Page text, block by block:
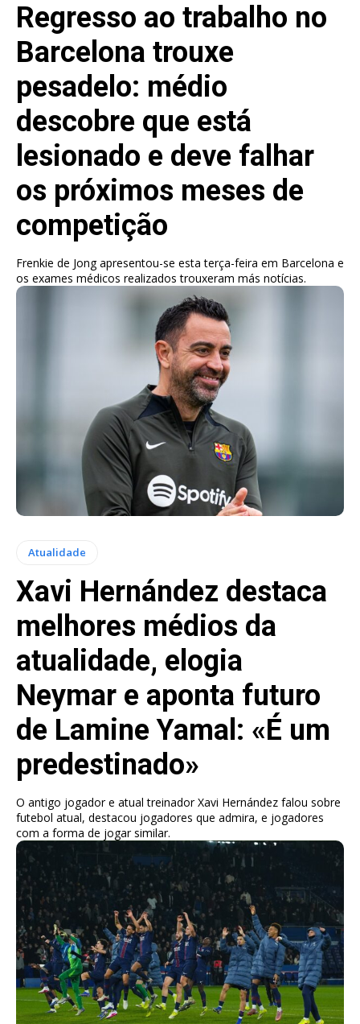
Regresso ao trabalho no
Barcelona trouxe
pesadelo: médio
descobre que está
lesionado e deve falhar
os próximos meses de
competição
Frenkie de Jong apresentou-se esta terça-feira em Barcelona e
os exames médicos realizados trouxeram más notícias.
Atualidade
Xavi Hernández destaca
melhores médios da
atualidade, elogia
Neymar e aponta futuro
de Lamine Yamal: «É um
predestinado»
O antigo jogador e atual treinador Xavi Hernández falou sobre
futebol atual, destacou jogadores que admira, e jogadores
com a forma de jogar similar.